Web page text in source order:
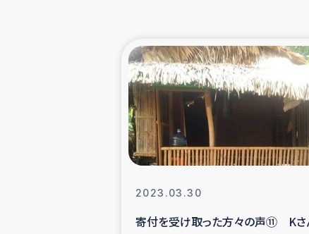
スリラン
スリランカの南北女性を
ガ
2023.03.30
寄付を受け取った方々の声⑪ Kさ